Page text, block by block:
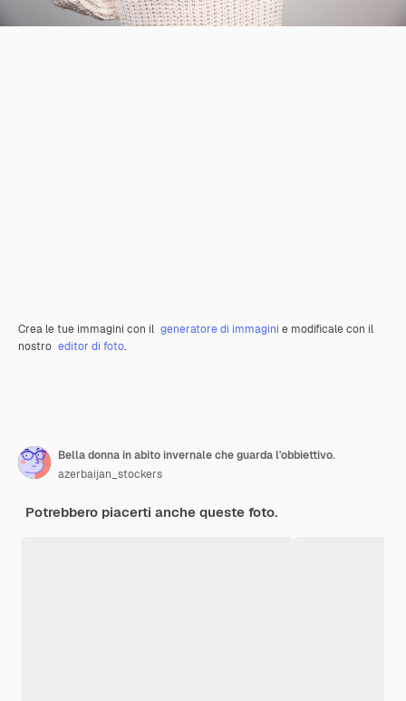
Crea le tue immagini con il generatore di immagini e modificale con il
nostro editor di foto.
Bella donna in abito invernale che guarda l'obbiettivo.
azerbaijan_stockers
Potrebbero piacerti anche queste foto.